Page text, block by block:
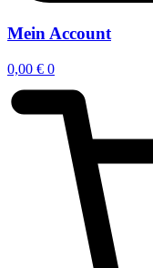
Mein Account
0,00 € 0